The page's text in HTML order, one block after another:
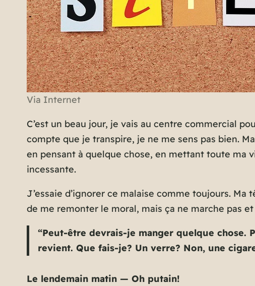
Via Internet
C’est un beau jour, je vais au centre commercial
compte que je transpire, je ne me sens pas bien.
en pensant à quelque chose, en mettant toute ma
incessante.
J’essaie d’ignorer ce malaise comme toujours.
de me remonter le moral, mais ça ne marche pas
“Peut-être devrais-je manger quelque chose.
revient. Que fais-je? Un verre? Non, une
Le lendemain matin — Oh putain!